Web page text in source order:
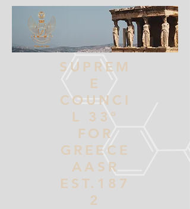
SUPREM
E
COUNCI
L 33º
FOR
GREECE
AASR
EST.187
2